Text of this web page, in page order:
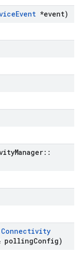
Event *event)
Manager::
Connectivity
pollingConfig)